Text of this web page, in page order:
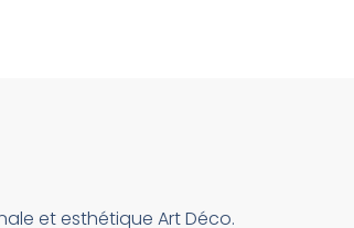
et esthétique Art Déco.